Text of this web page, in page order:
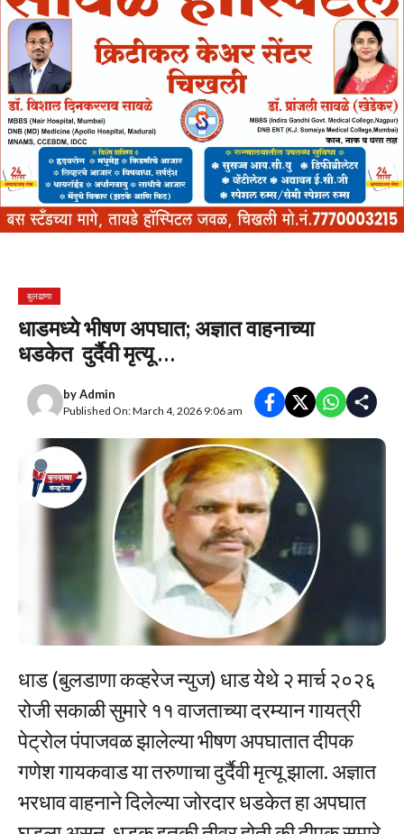
बुलढाणा
धाडमध्ये भीषण अपघात; अज्ञात वाहनाच्या
धडकेत दुर्दैवी मृत्यू …
byAdmin
Published On: March 4, 2026 9:06 am
धाड (बुलडाणा कव्हरेज न्युज) धाड येथे २ मार्च २०२६
रोजी सकाळी सुमारे ११ वाजताच्या दरम्यान गायत्री
पेट्रोल पंपाजवळ झालेल्या भीषण अपघातात दीपक
गणेश गायकवाड या तरुणाचा दुर्दैवी मृत्यू झाला. अज्ञात
भरधाव वाहनाने दिलेल्या जोरदार धडकेत हा अपघात